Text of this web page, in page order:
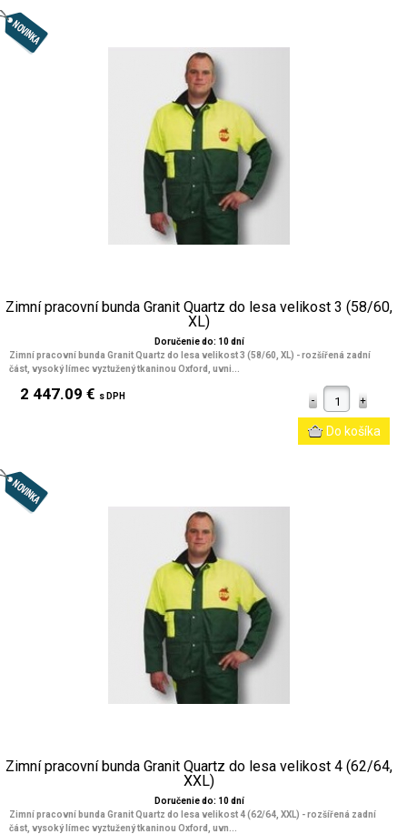
Zimní pracovní bunda Granit Quartz do lesa velikost 3 (58/60,
XL)
Doručenie do: 10 dní
Zimní pracovní bunda Granit Quartz do lesa velikost 3 (58/60, XL) - rozšířená zadní
část, vysoký límec vyztužený tkaninou Oxford, uvni...
2 447.09 € s DPH
Zimní pracovní bunda Granit Quartz do lesa velikost 4 (62/64,
XXL)
Doručenie do: 10 dní
Zimní pracovní bunda Granit Quartz do lesa velikost 4 (62/64, XXL) - rozšířená zadní
část, vysoký límec vyztužený tkaninou Oxford, uvn...